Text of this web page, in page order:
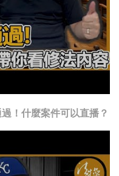
！什麼案件可以直播？